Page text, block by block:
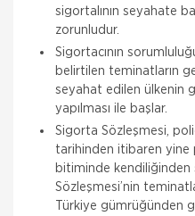
sigortalının seyahate
zorunludur.
Sigortacının
belirtilen teminatların
seyahat edilen ülkenin
yapılması ile başlar.
Sigorta Sözleşmesi,
tarihinden itibaren
bitiminde kendiliğinden
Sözleşmesi’nin
Türkiye gümrüğünden